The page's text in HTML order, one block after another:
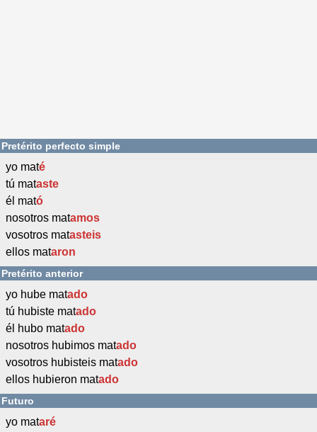
Pretérito perfecto simple
yo maté
tú mataste
él mató
nosotros matamos
vosotros matasteis
ellos mataron
Pretérito anterior
yo hube matado
tú hubiste matado
él hubo matado
nosotros hubimos matado
vosotros hubisteis matado
ellos hubieron matado
Futuro
yo mataré